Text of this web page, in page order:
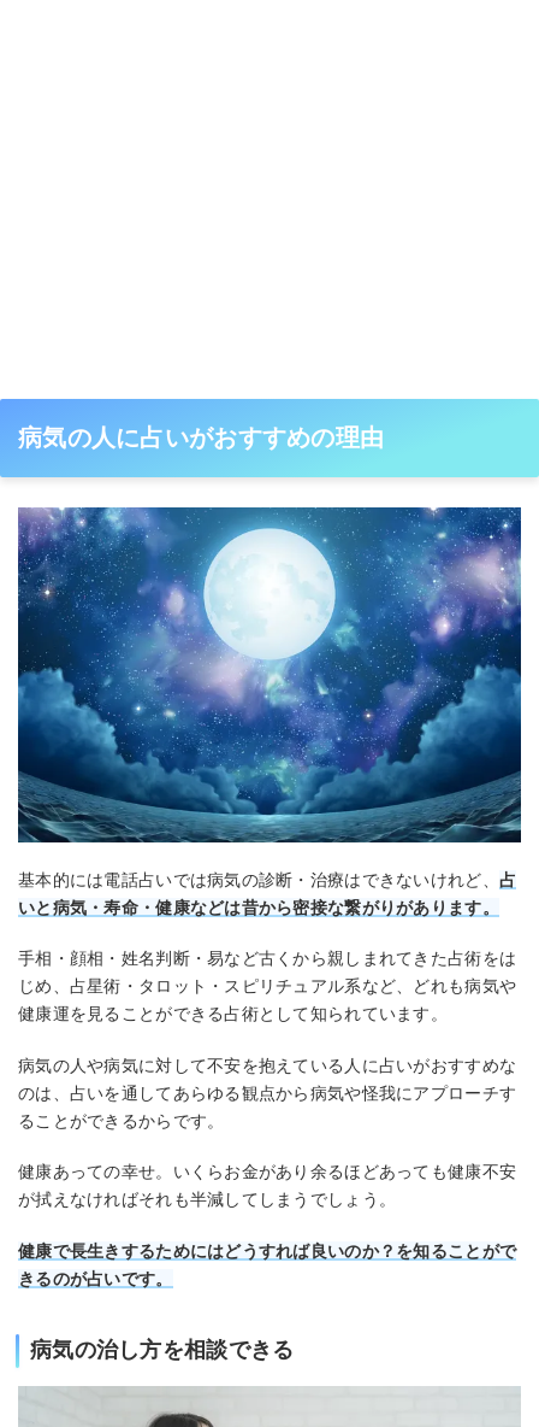
病気の人に占いがおすすめの理由
基本的には電話占いでは病気の診断・治療はできないけれど、 占
いと病気・寿命・健康などは昔から密接な繋がりがあります。
手相・顔相・姓名判断・易など古くから親しまれてきた占術をは
じめ、占星術・タロット・スピリチュアル系など、どれも病気や
健康運を見ることができる占術として知られています。
病気の人や病気に対して不安を抱えている人に占いがおすすめな
のは、占いを通してあらゆる観点から病気や怪我にアプローチす
ることができるからです。
健康あっての幸せ。いくらお金があり余るほどあっても健康不安
が拭えなければそれも半減してしまうでしょう。
健康で長生きするためにはどうすれば良いのか？を知ることがで
きるのが占いです。
病気の治し方を相談できる